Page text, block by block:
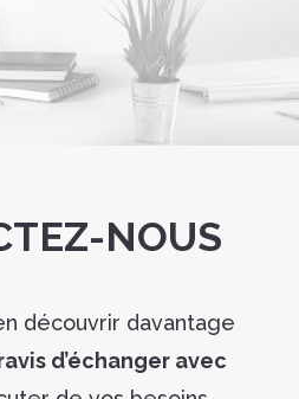
NOUS
découvrir davantage
d’échanger avec